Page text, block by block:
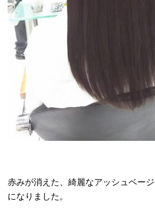
赤みが消えた、綺麗なアッシュベー
になりました。